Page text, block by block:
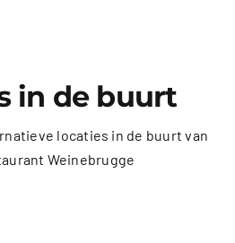
in de buurt
locaties in de buurt van
Weinebrugge